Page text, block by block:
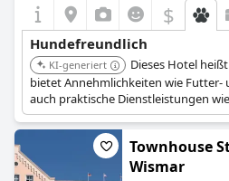
$
Hundefreundlich
KI-generiert
Dieses Hotel
bietet Annehmlichkeiten wie Futter-
auch praktische Dienstleistungen
Fahrradverleih, nützlich für die
Hund.
Townhouse
Wismar